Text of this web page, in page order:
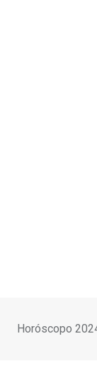
Horóscopo